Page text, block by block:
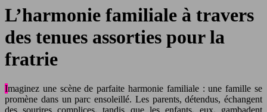
L’harmonie familiale à travers
des tenues assorties pour la
fratrie
Imaginez une scène de parfaite harmonie familiale : une famille se
promène dans un parc ensoleillé. Les parents, détendus, échangent
des sourires complices, tandis que les enfants, eux, gambadent